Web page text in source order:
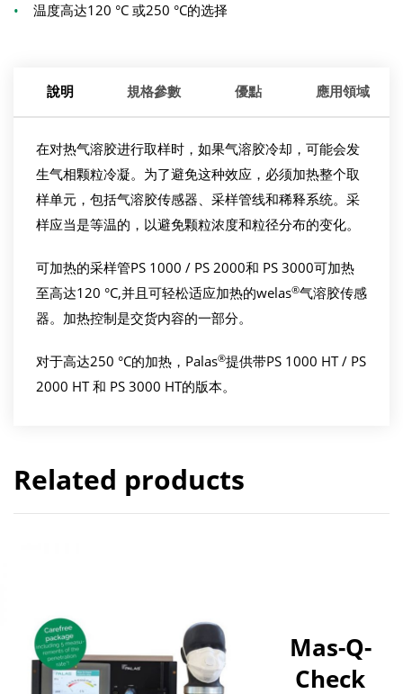
• 温度高达120 °C 或250 °C的选择
說明 規格參數 優點 應用領域
在对热气溶胶进行取样时，如果气溶胶冷却，可能会发
生气相颗粒冷凝。为了避免这种效应，必须加热整个取
样单元，包括气溶胶传感器、采样管线和稀释系统。采
样应当是等温的，以避免颗粒浓度和粒径分布的变化。
可加热的采样管PS 1000 / PS 2000和 PS 3000可加热
至高达120 °C,并且可轻松适应加热的welas®气溶胶传感
器。加热控制是交货内容的一部分。
对于高达250 °C的加热，Palas®提供带PS 1000 HT / PS
2000 HT 和 PS 3000 HT的版本。
Related products
Mas-Q-
Check